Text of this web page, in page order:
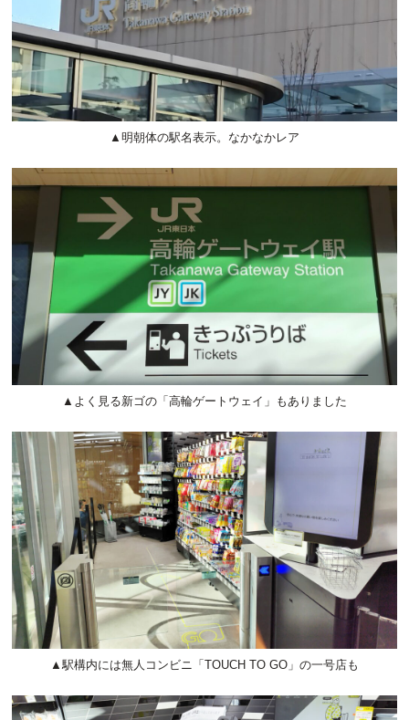
▲明朝体の駅名表示。なかなかレア
▲よく見る新ゴの「高輪ゲートウェイ」もありました
▲駅構内には無人コンビニ「TOUCH TO GO」の一号店も